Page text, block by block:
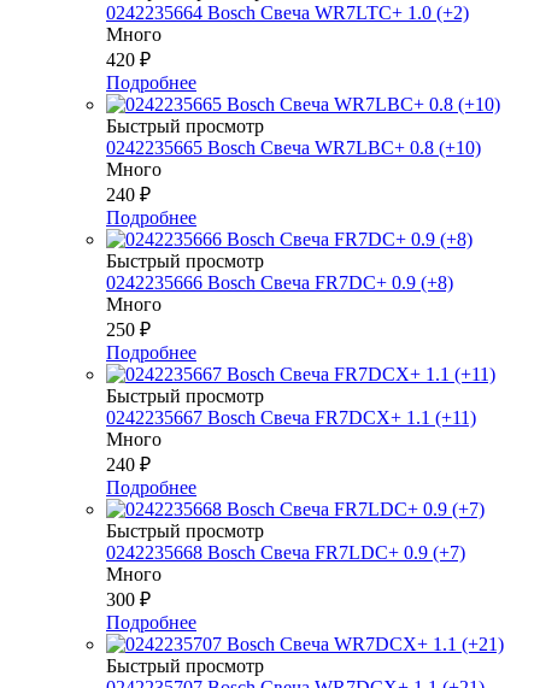
0242235664 Bosch Свеча WR7LTC+ 1.0 (+2)
Много
420 ₽
Подробнее
Быстрый просмотр
0242235665 Bosch Свеча WR7LBC+ 0.8 (+10)
Много
240 ₽
Подробнее
Быстрый просмотр
0242235666 Bosch Свеча FR7DC+ 0.9 (+8)
Много
250 ₽
Подробнее
Быстрый просмотр
0242235667 Bosch Свеча FR7DCX+ 1.1 (+11)
Много
240 ₽
Подробнее
Быстрый просмотр
0242235668 Bosch Свеча FR7LDC+ 0.9 (+7)
Много
300 ₽
Подробнее
Быстрый просмотр